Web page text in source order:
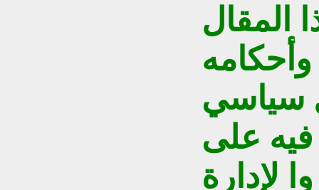
المقال
سياسي
على
لإدارة